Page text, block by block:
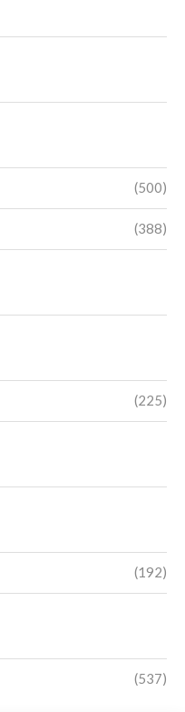
(500)
(388)
(225)
(192)
(537)